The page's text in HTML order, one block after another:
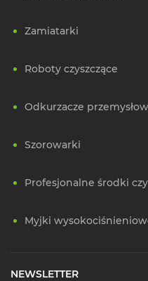
Zamiatarki
Roboty czyszczące
Odkurzacze
Szorowarki
Profesjonalne środki
Myjki
NEWSLETTER